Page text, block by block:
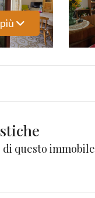
questo immobile